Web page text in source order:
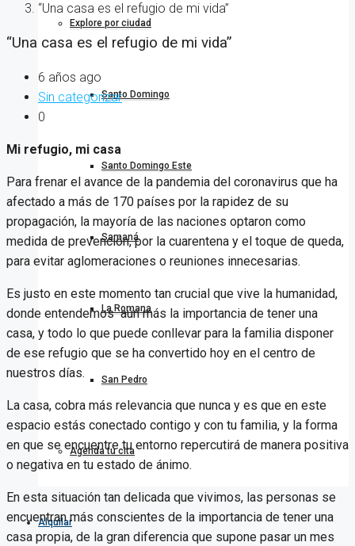
Explore por ciudad
Santo Domingo
Santo Domingo Este
Samaná
La Romana
San Pedro
Agenda tu cita
Alquilar
“Una casa es el refugio de mi vida”
“Una casa es el refugio de mi vida”
6 años ago
Sin categorizar
0
Mi refugio, mi casa
Para frenar el avance de la pandemia del coronavirus que ha
afectado a más de 170 países por la rapidez de su
propagación, la mayoría de las naciones optaron como
medida de prevención, por la cuarentena y el toque de queda,
para evitar aglomeraciones o reuniones innecesarias.
Es justo en este momento tan crucial que vive la humanidad,
donde entendemos aún más la importancia de tener una
casa, y todo lo que puede conllevar para la familia disponer
de ese refugio que se ha convertido hoy en el centro de
nuestros días.
La casa, cobra más relevancia que nunca y es que en este
espacio estás conectado contigo y con tu familia, y la forma
en que se encuentre tu entorno repercutirá de manera positiva
o negativa en tu estado de ánimo.
En esta situación tan delicada que vivimos, las personas se
encuentran más conscientes de la importancia de tener una
casa propia, de la gran diferencia que supone pasar un mes